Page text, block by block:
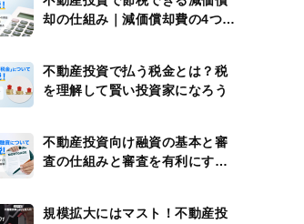
却の仕組み｜減価償却費の4つの
不動産投資で払う税金とは？税
を理解して賢い投資家になろう
不動産投資向け融資の基本と審
査の仕組みと審査を有利にする
規模拡大にはマスト！不動産投